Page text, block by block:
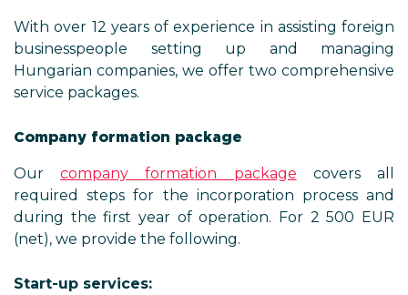
With over 12 years of experience in assisting foreign
businesspeople setting up and managing
Hungarian companies, we offer two comprehensive
service packages.
Company formation package
Ourcompany formation package covers all
required steps for the incorporation process and
during the first year of operation. For 2 500 EUR
(net), we provide the following.
Start-up services: